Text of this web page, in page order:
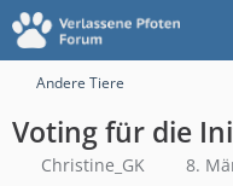
Andere Tiere
Voting für die
Christine_GK 8.